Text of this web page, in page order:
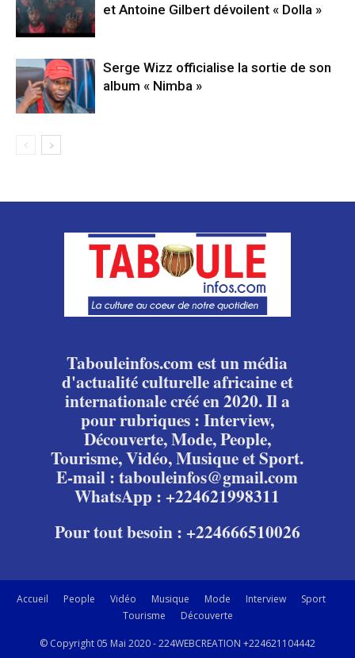
et Antoine Gilbert dévoilent « Dolla »
Serge Wizz officialise la sortie de son
album « Nimba »
Tabouleinfos.com est un média
d'actualité culturelle africaine et
internationale créé en 2020. Il a
pour rubriques : Interview,
Découverte, Mode, People,
Tourisme, Vidéo, Musique et Sport.
E-mail : tabouleinfos@gmail.com
WhatsApp : +224621998311
Pour tout besoin : +224666510026
Accueil People Vidéo Musique Mode Interview
Sport
Tourisme
Découverte
© Copyright 05 Mai 2020 - 224WEBCREATION +224621104442